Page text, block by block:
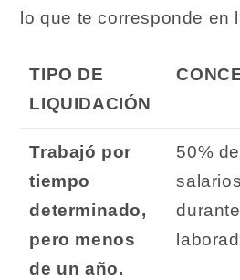
lo que te corresponde en
TIPO DE
LIQUIDACIÓN
Trabajó por
tiempo
determinado,
pero menos
de un año.
50%